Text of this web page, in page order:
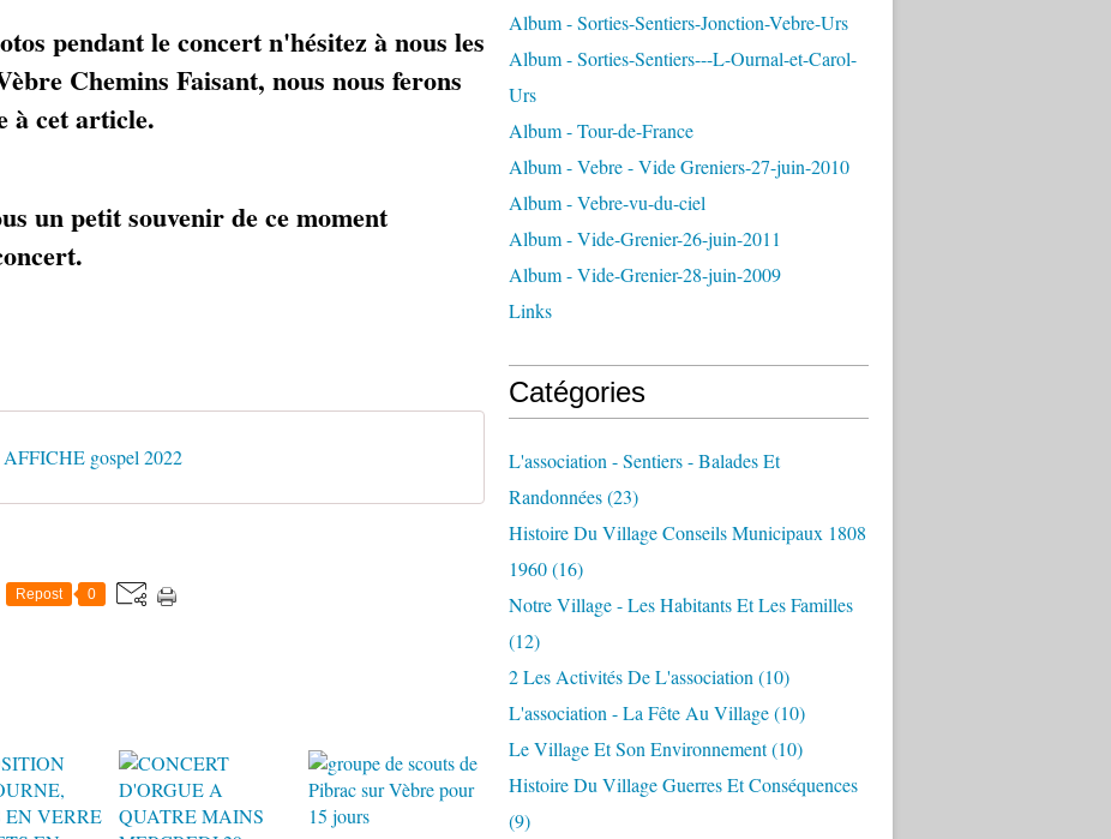
pendant le concert n'hésitez à nous les
Chemins Faisant, nous nous ferons
à cet article.
un petit souvenir de ce moment
gospel 2022
Repost 0
Album - Sorties-Sentiers-Jonction-Vebre-Urs
Album - Sorties-Sentiers---L-Ournal-et-Carol-
Urs
Album - Tour-de-France
Album - Vebre - Vide Greniers-27-juin-2010
Album - Vebre-vu-du-ciel
Album - Vide-Grenier-26-juin-2011
Album - Vide-Grenier-28-juin-2009
Links
Catégories
L'association - Sentiers - Balades Et
Randonnées(23)
Histoire Du Village Conseils Municipaux 1808
1960(16)
Notre Village - Les Habitants Et Les Familles
(12)
2 Les Activités De L'association (10)
L'association - La Fête Au Village(10)
Le Village Et Son Environnement(10)
Histoire Du Village Guerres Et Conséquences
(9)